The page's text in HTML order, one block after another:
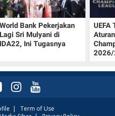
World Bank Pekerjakan
Lagi Sri Mulyani di
IDA22, Ini Tugasnya
UEFA
2026/
| Term of Use